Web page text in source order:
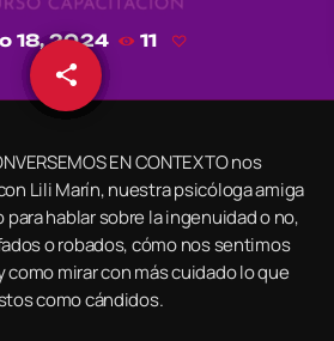
18, 2024 11
share
email
EN CONTEXTO nos
Lili Marín, nuestra psicóloga amiga
hablar sobre la ingenuidad o no,
o robados, cómo nos sentimos
mirar con más cuidado lo que
como cándidos.